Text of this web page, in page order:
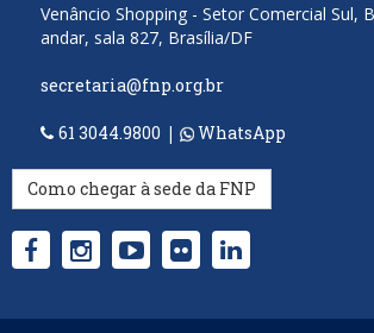
Venâncio Shopping - Setor Comercial Sul,
andar, sala 827, Brasília/DF
secretaria@fnp.org.br
61 3044.9800 | WhatsApp
Como chegar à sede da FNP